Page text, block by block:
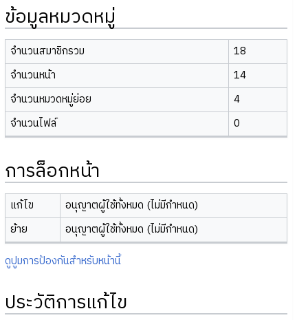
ข้อมูลหมวดหมู่
จำนวนสมาชิกรวม
18
จำนวนหน้า
14
จำนวนหมวดหมู่ย่อย
4
จำนวนไฟล์
0
การล็อกหน้า
แก้ไข
อนุญาตผู้ใช้ทั้งหมด (ไม่มีกำหนด)
ย้าย
อนุญาตผู้ใช้ทั้งหมด (ไม่มีกำหนด)
ดูปูมการป้องกันสำหรับหน้านี้
ประวัติการแก้ไข